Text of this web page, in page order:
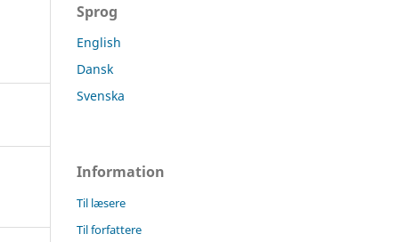
Sprog
English
Dansk
Svenska
Information
Til læsere
Til forfattere